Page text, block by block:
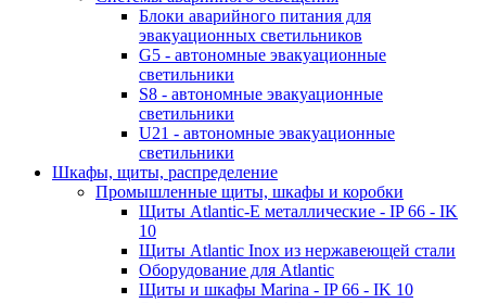
Блоки аварийного питания для
эвакуационных светильников
G5 - автономные эвакуационные
светильники
S8 - автономные эвакуационные
светильники
U21 - автономные эвакуационные
светильники
Шкафы, щиты, распределение
Промышленные щиты, шкафы и коробки
Щиты Atlantic-E металлические - IP 66 - IK
10
Щиты Atlantic Inox из нержавеющей стали
Оборудование для Atlantic
Щиты и шкафы Marina - IP 66 - IK 10